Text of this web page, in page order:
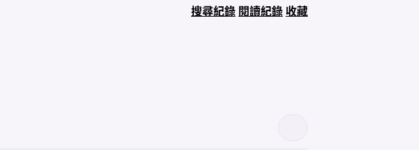
搜尋紀錄 閱讀紀錄 收藏